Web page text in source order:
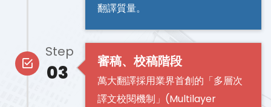
翻譯質量。
審稿、校稿階段
萬大翻譯採用業界首創的「多層次
譯文校閱機制」(Multilayer
Step
03